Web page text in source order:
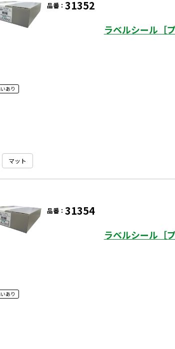
品番： 31352
ラベルシール［
あり
マット
品番： 31354
ラベルシール［
あり